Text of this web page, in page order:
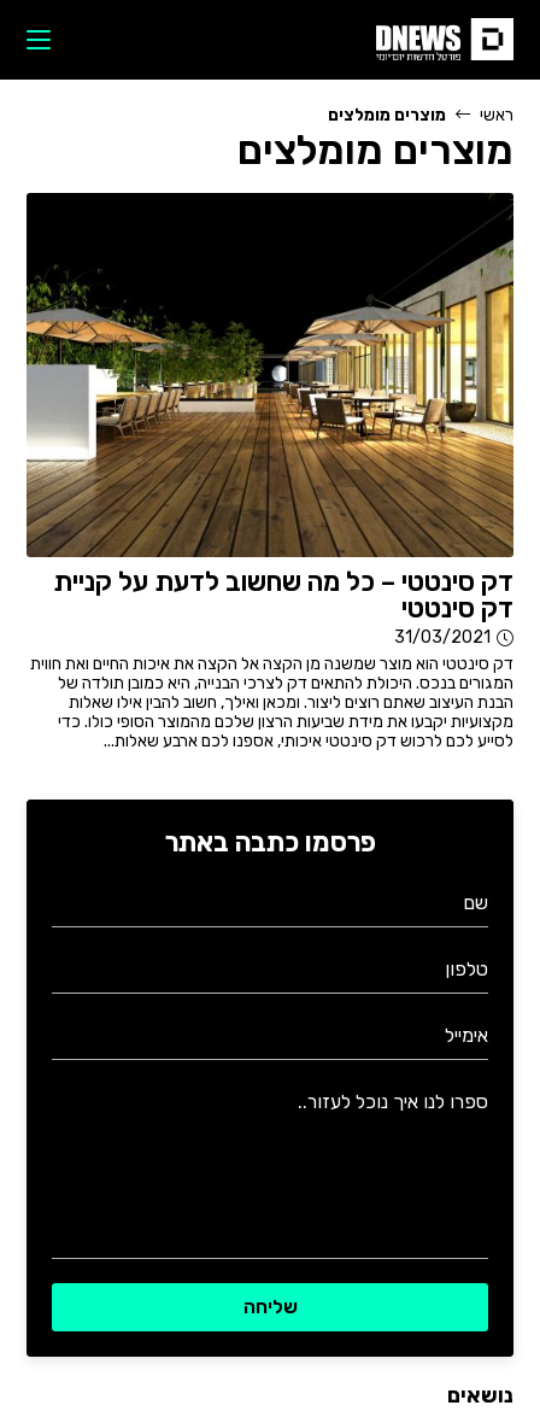
content
ראשי מוצרים מומלצים
מוצרים מומלצים
דק סינטטי – כל מה שחשוב לדעת על קניית
דק סינטטי
31/03/2021
דק סינטטי הוא מוצר שמשנה מן הקצה אל הקצה את איכות החיים ואת חווית
המגורים בנכס. היכולת להתאים דק לצרכי הבנייה, היא כמובן תולדה של
הבנת העיצוב שאתם רוצים ליצור. ומכאן ואילך, חשוב להבין אילו שאלות
מקצועיות יקבעו את מידת שביעות הרצון שלכם מהמוצר הסופי כולו. כדי
לסייע לכם לרכוש דק סינטטי איכותי, אספנו לכם ארבע שאלות...
פרסמו כתבה באתר
נושאים